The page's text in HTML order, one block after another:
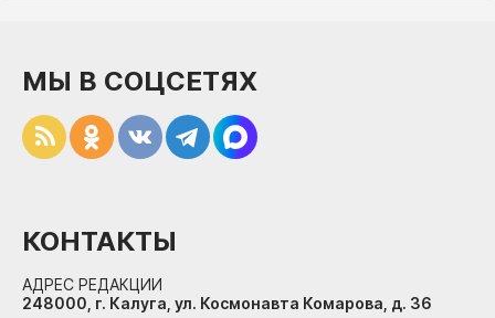
МЫ В СОЦСЕТЯХ
КОНТАКТЫ
АДРЕС РЕДАКЦИИ
248000, г. Калуга, ул. Космонавта Комарова, д. 36